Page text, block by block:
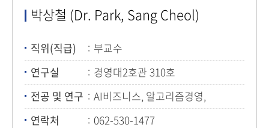
박상철 (Dr. Park, Sang Cheol)
직위(직급)
부교수
연구실
경영대2호관 310호
전공 및 연구
AI비즈니스, 알고리즘경영,
디지털워크
연락처
062-530-1477